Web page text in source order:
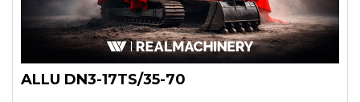
ALLU DN3-17TS/35-70